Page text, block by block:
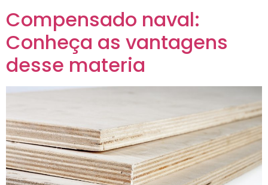
Compensado naval:
Conheça as vantagens
desse materia